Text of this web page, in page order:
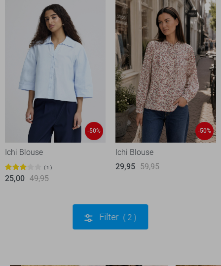
-50%
Ichi Blouse
1
25,00 49,95
-50%
Ichi Blouse
29,95 59,95
Filter 2